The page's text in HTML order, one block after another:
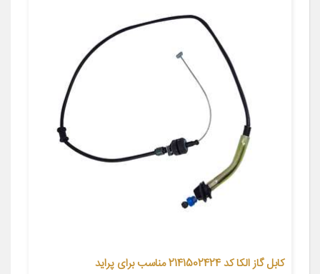
کابل گاز الکا کد 2141502424 مناسب برای پراید